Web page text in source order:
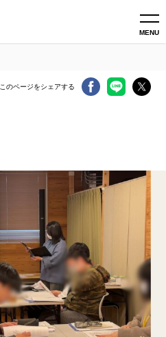
MENU
このページをシェアする